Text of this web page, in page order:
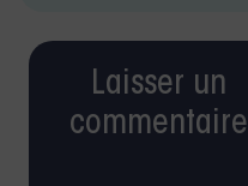
Laisser un
commentaire